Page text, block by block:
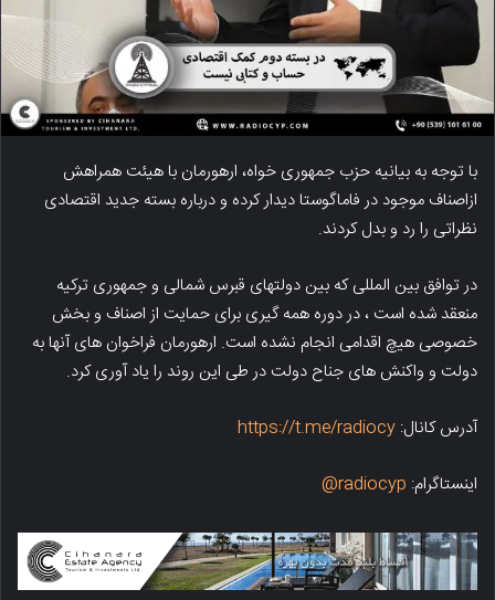
با توجه به بیانیه حزب جمهوری خواه، ارهورمان با هیئت همراهش
ازاصناف موجود در فاماگوستا دیدار کرده و درباره بسته جدید اقتصادی
نظراتی را رد و بدل کردند.
در توافق بین المللی که بین دولتهای قبرس شمالی و جمهوری ترکیه
منعقد شده است ، در دوره همه گیری برای حمایت از اصناف و بخش
خصوصی هیچ اقدامی انجام نشده است. ارهورمان فراخوان های آنها به
دولت و واکنش های جناح دولت در طی این روند را یاد آوری کرد.
آدرس کانال: https://t.me/radiocy
اینستاگرام: radiocyp@